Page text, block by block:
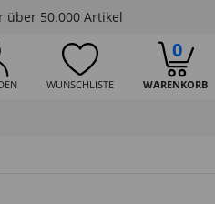
über 50.000 Artikel
WUNSCHLISTE WARENKORB
0